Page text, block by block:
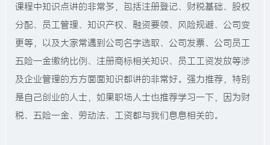
课程中知识点讲的非常多，包括注册登记、财税基础、股权
分配、员工管理、知识产权、融资要领、风险规避、公司变
更等，以及大家常遇到公司名字选取、公司发票、公司员工
五险一金缴纳比例、注册商标相关知识、员工工资发放等涉
及企业管理的方方面面知识都讲的非常好。强力推荐，特别
是自己创业的人士，如果职场人士也推荐学习一下，因为财
税、五险一金、劳动法、工资都与我们息息相关的。